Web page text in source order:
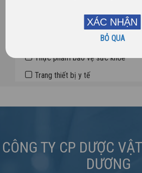
Thực phẩm bảo vệ sức khỏe
Trang thiết bị y tế
CÔNG TY CP DƯỢC
DƯƠNG
BỎ QUA
XÁC NHẬN